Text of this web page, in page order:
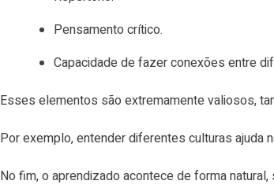
Pensamento crítico.
Capacidade de fazer conexões entre
Esses elementos são extremamente valiosos,
Por exemplo, entender diferentes culturas ajuda
No fim, o aprendizado acontece de forma